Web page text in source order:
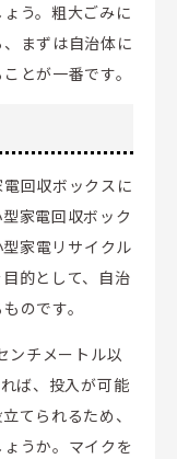
う。粗大ごみに
まずは自治体に
とが一番です。
回収ボックスに
家電回収ボック
家電リサイクル
的として、自治
のです。
ンチメートル以
ば、投入が可能
てられるため、
うか。マイクを